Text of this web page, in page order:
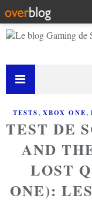
TESTS, XBOX ONE,
TEST DE
AND
LOST
ONE):